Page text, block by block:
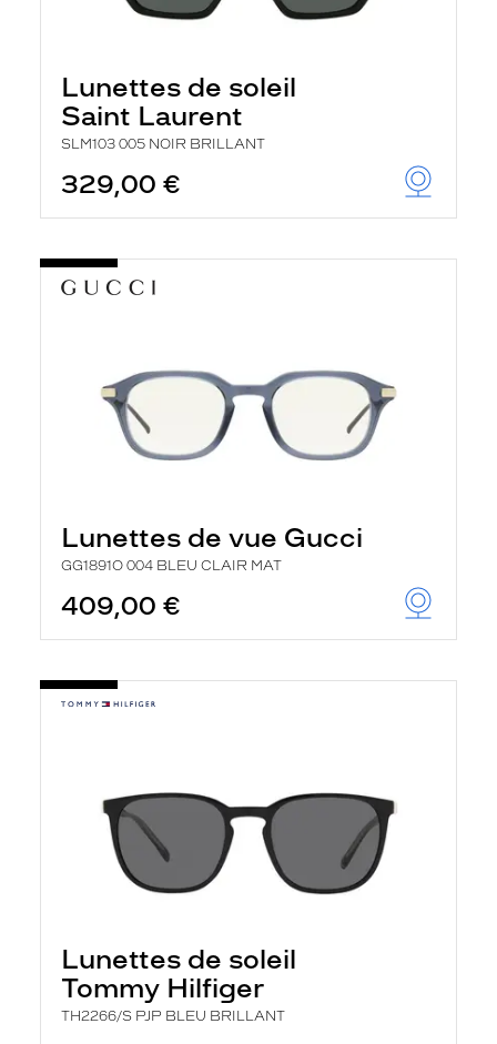
Lunettes de soleil
Saint Laurent
SLM103 005 NOIR BRILLANT
329,00 €
Lunettes de vue Gucci
GG1891O 004 BLEU CLAIR MAT
409,00 €
Lunettes de soleil
Tommy Hilfiger
TH2266/S PJP BLEU BRILLANT